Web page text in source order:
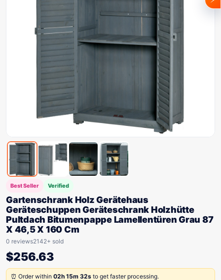
Best Seller Verified
Gartenschrank Holz Gerätehaus
Geräteschuppen Geräteschrank Holzhütte
Pultdach Bitumenpappe Lamellentüren Grau 87
X 46,5 X 160 Cm
0 reviews2142+ sold
$256.63
⏰ Order within 02h 15m 32s to get faster processing.